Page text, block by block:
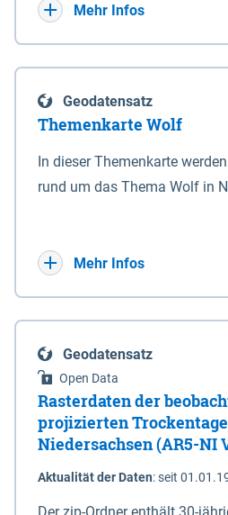
Deichbehörde durch
enthalten. Sperrwerke Sperrwerke sind Bauwerke
mit Sperrvorrichtungen in
Schutz eines Gebietes vor
vor Sturmfluten, zu dienen
Eigenschaft eines
die Deichbehörde durch
Mehr Infos
Geodatensatz
Themenkarte Wolf
In dieser Themenkarte
rund um das Thema Wolf in
sowie Status der
laufenden Monitoringjahr.
Mehr Infos
Geodatensatz
Open Data
Rasterdaten der
projizierten
Niedersachsen (AR5-NI
Aktualität der Daten:seit